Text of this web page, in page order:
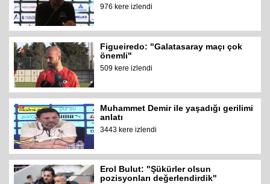
976 kere izlendi
Figueiredo: "Galatasaray maçı çok
önemli"
509 kere izlendi
Muhammet Demir ile yaşadığı gerilimi
anlatı
3443 kere izlendi
Erol Bulut: "Şükürler olsun
pozisyonları değerlendirdik"